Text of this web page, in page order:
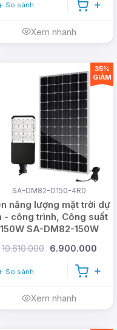
So sánh
Xem nhanh
SA-DM82-D150-4R0
năng lượng mặt trời dự
- công trình, Công suất
150W SA-DM82-150W
10.610.000 6.900.000
So sánh
Xem nhanh
35%
GIẢM